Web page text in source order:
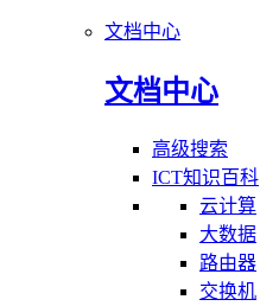
文档中心
文档中心
高级搜索
ICT知识百科
云计算
大数据
路由器
交换机